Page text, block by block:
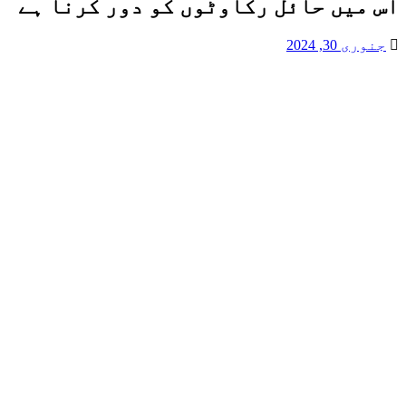
اس میں حائل رکاوٹوں کو دور کرنا ہے
جنوری 30, 2024